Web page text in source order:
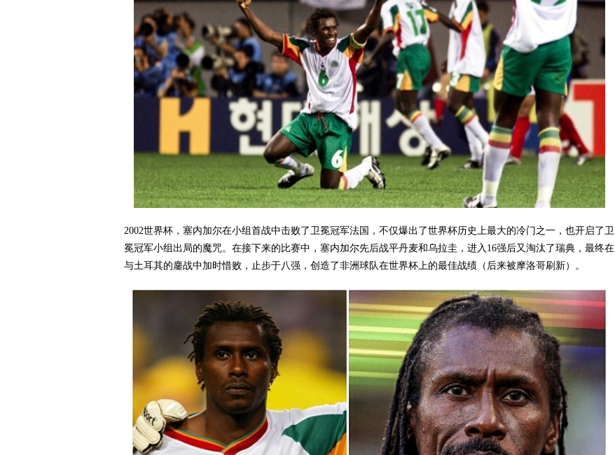
2002世界杯，塞内加尔在小组首战中击败了卫冕冠军法国，不仅爆出了世界杯历史上最大的冷门之一，也开启了卫
冕冠军小组出局的魔咒。在接下来的比赛中，塞内加尔先后战平丹麦和乌拉圭，进入16强后又淘汰了瑞典，最终在
与土耳其的鏖战中加时惜败，止步于八强，创造了非洲球队在世界杯上的最佳战绩（后来被摩洛哥刷新）。